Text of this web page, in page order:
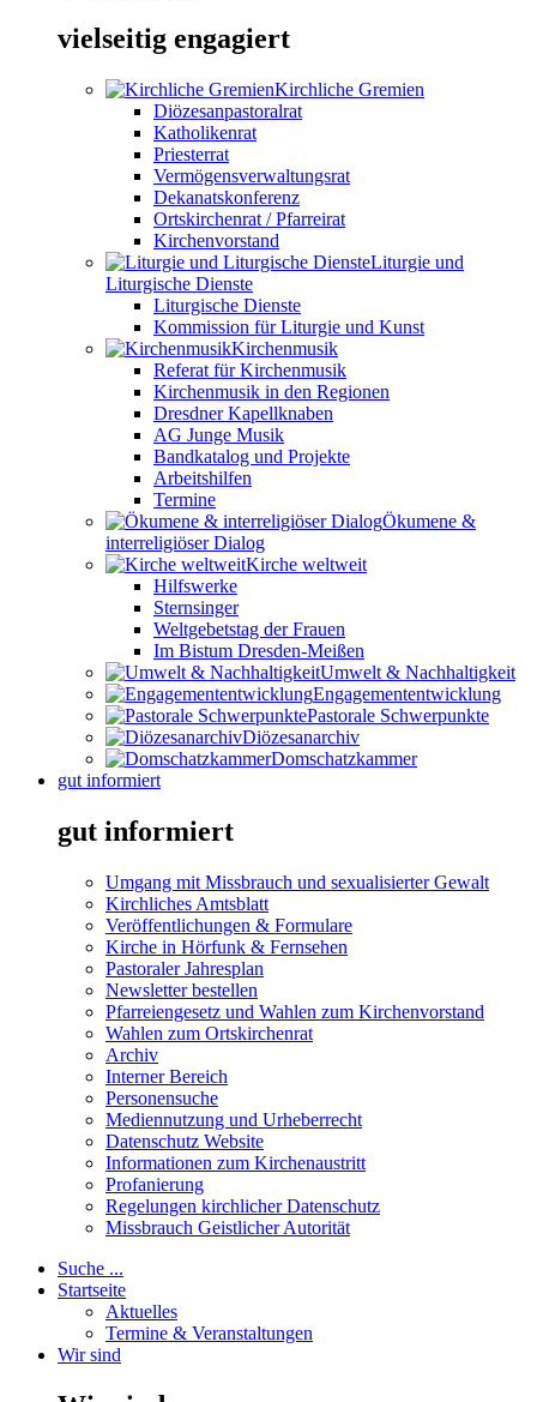
vielseitig engagiert
Kirchliche Gremien
Diözesanpastoralrat
Katholikenrat
Priesterrat
Vermögensverwaltungsrat
Dekanatskonferenz
Ortskirchenrat / Pfarreirat
Kirchenvorstand
Liturgie und
Liturgische Dienste
Liturgische Dienste
Kommission für Liturgie und Kunst
Kirchenmusik
Referat für Kirchenmusik
Kirchenmusik in den Regionen
Dresdner Kapellknaben
AG Junge Musik
Bandkatalog und Projekte
Arbeitshilfen
Termine
Ökumene &
interreligiöser Dialog
Kirche weltweit
Hilfswerke
Sternsinger
Weltgebetstag der Frauen
Im Bistum Dresden-Meißen
Umwelt & Nachhaltigkeit
Engagemententwicklung
Pastorale Schwerpunkte
Diözesanarchiv
Domschatzkammer
gut informiert
gut informiert
Umgang mit Missbrauch und sexualisierter Gewalt
Kirchliches Amtsblatt
Veröffentlichungen & Formulare
Kirche in Hörfunk & Fernsehen
Pastoraler Jahresplan
Newsletter bestellen
Pfarreiengesetz und Wahlen zum Kirchenvorstand
Wahlen zum Ortskirchenrat
Archiv
Interner Bereich
Personensuche
Mediennutzung und Urheberrecht
Datenschutz Website
Informationen zum Kirchenaustritt
Profanierung
Regelungen kirchlicher Datenschutz
Missbrauch Geistlicher Autorität
Suche ...
Startseite
Aktuelles
Termine & Veranstaltungen
Wir sind